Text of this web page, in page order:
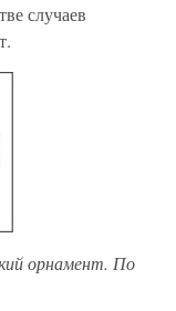
случаев
орнамент. По